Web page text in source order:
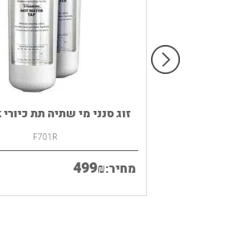
זוג סנני מי שתיה תת כיורי InSink...
F701R
מחיר: 499₪